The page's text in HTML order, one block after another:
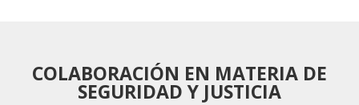
COLABORACIÓN EN MATERIA DE
SEGURIDAD Y JUSTICIA